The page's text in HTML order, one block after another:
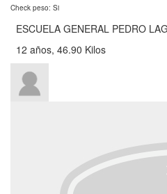
Check peso: Si
ESCUELA GENERAL PEDRO
12 años, 46.90 Kilos